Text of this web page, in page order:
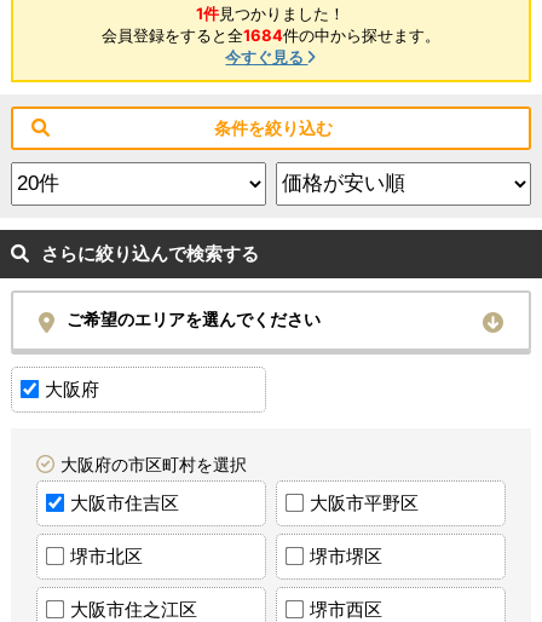
1件見つかりました！
会員登録をすると全1684件の中から探せます。
今すぐ見る
条件を絞り込む
さらに絞り込んで検索する
ご希望のエリアを選んでください
大阪府
大阪府の市区町村を選択
大阪市住吉区 大阪市平野区
堺市北区 堺市堺区
大阪市住之江区 堺市西区